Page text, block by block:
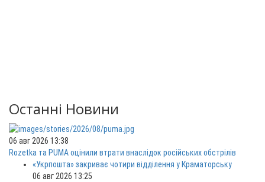
Останні Новини
06 авг 2026 13:38
Rozetka та PUMA оцінили втрати внаслідок російських обстрілів
«Укрпошта» закриває чотири відділення у Краматорську
06 авг 2026 13:25